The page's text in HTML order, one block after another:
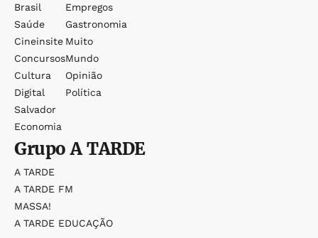
Brasil
Saúde
Cineinsite
Concursos
Cultura
Digital
Salvador
Economia
Empregos
Gastronomia
Muito
Mundo
Opinião
Política
GrupoA TARDE
A TARDE
A TARDE FM
MASSA!
A TARDE EDUCAÇÃO